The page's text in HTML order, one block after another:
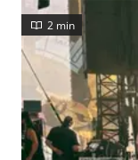
2 min